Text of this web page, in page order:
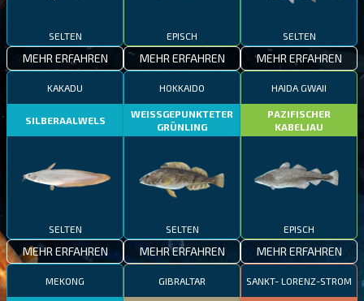
SELTEN
MEHR ERFAHREN
EPISCH
MEHR ERFAHREN
SELTEN
MEHR ERFAHREN
KAKADU
SILBERAALWELS
SELTEN
MEHR ERFAHREN
HOKKAIDO
WEISSGEPUNKTETER
GRÜNLING
SELTEN
MEHR ERFAHREN
HAIDA GWAII
PAZIFISCHER
KABELJAU
EPISCH
MEHR ERFAHREN
MEKONG GIBRALTAR SANKT- LORENZ-STROM